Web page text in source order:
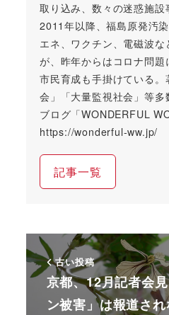
取り込み、数々の迷惑施設
2011年以降、福島原発汚
エネ、ワクチン、電磁波な
が、昨年からはコロナ問題
市民育成も手掛けている
会」「大量監視社会」等多
ブログ「WONDERFUL
https://wonderful-ww.jp/
記事一覧
古い投稿
京都、12月記者会
ン被害」は報道さ